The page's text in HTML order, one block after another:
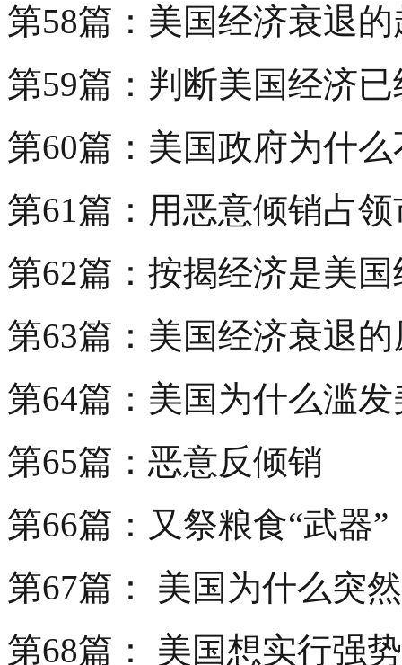
第58篇：美国经济衰退
第59篇：判断美国经济
第60篇：美国政府为什
第61篇：用恶意倾销占
第62篇：按揭经济是美
第63篇：美国经济衰退
第64篇：美国为什么滥
第65篇：恶意反倾销
第66篇：又祭粮食“武器”
第67篇： 美国为什么突
第68篇： 美国想实行强